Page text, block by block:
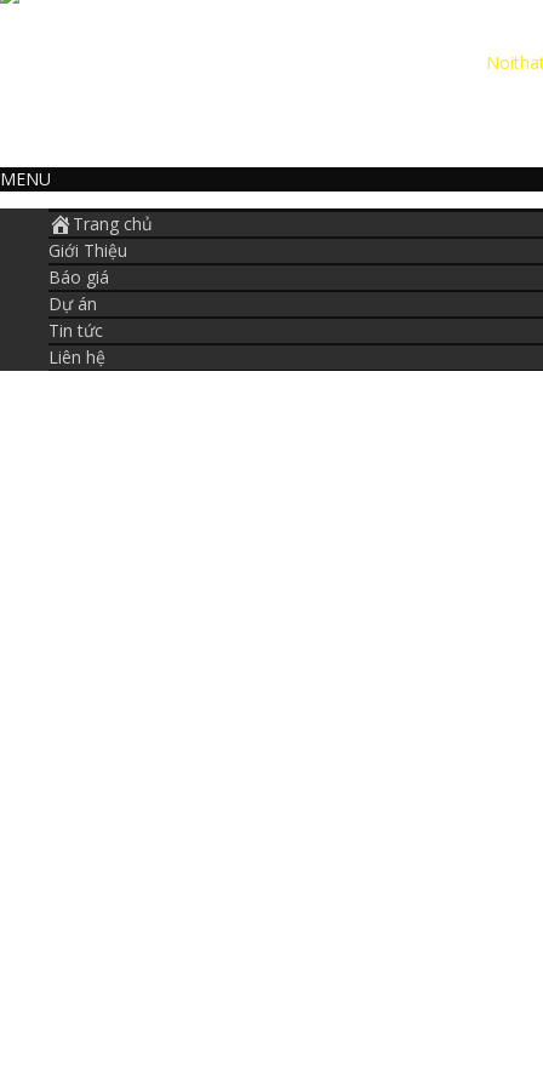
MENU
Trang chủ
Giới Thiệu
Báo giá
Dự án
Tin tức
Liên hệ